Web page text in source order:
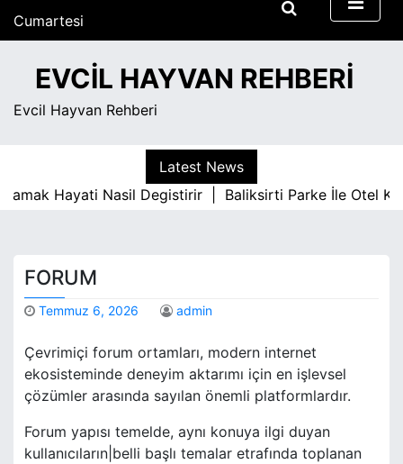
Cumartesi
Ağustos 8, 2026
4:08 am
EVCIL HAYVAN REHBERI
Evcil Hayvan Rehberi
Latest News
Hayati Nasil Degistirir |Baliksirti Parke İle Otel
FORUM
Temmuz 6, 2026 admin
Çevrimiçi forum ortamları, modern internet
ekosisteminde deneyim aktarımı için en işlevsel
çözümler arasında sayılan önemli platformlardır.
Forum yapısı temelde, aynı konuya ilgi duyan
kullanıcıların|belli başlı temalar etrafında toplanan